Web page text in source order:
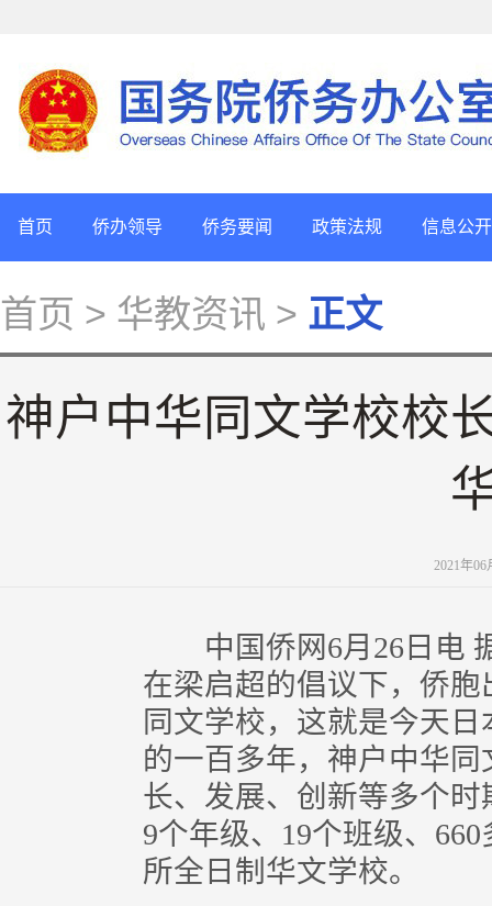
首页 侨办领导 侨务要闻 政策法规 信息公开
首页 > 华教资讯 > 正文
神户中华同文学校校
2021年
中国侨网6月26日电 据
在梁启超的倡议下，侨
同文学校，这就是今天
的一百多年，神户中华
长、发展、创新等多个
9个年级、19个班级、
所全日制华文学校。